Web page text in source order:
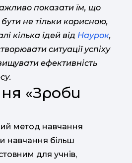
показати їм, що
не тільки корисною,
кілька ідей від Наурок,
ситуації успіху
ефективність
«Зроби
метод навчання
навчання більш
для учнів,